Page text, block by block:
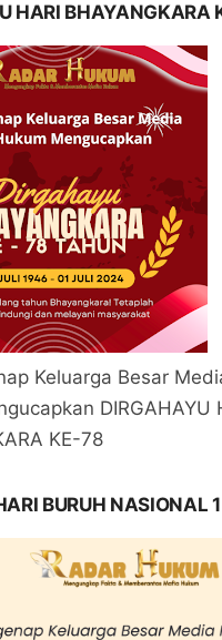
HARI BHAYANGKARA
Keluarga Besar
DIRGAHAYU
KE-78
BURUH NASIONAL